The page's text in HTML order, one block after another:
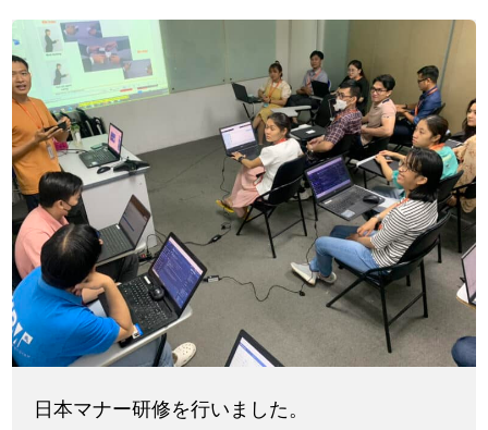
日本マナー研修を行いました。